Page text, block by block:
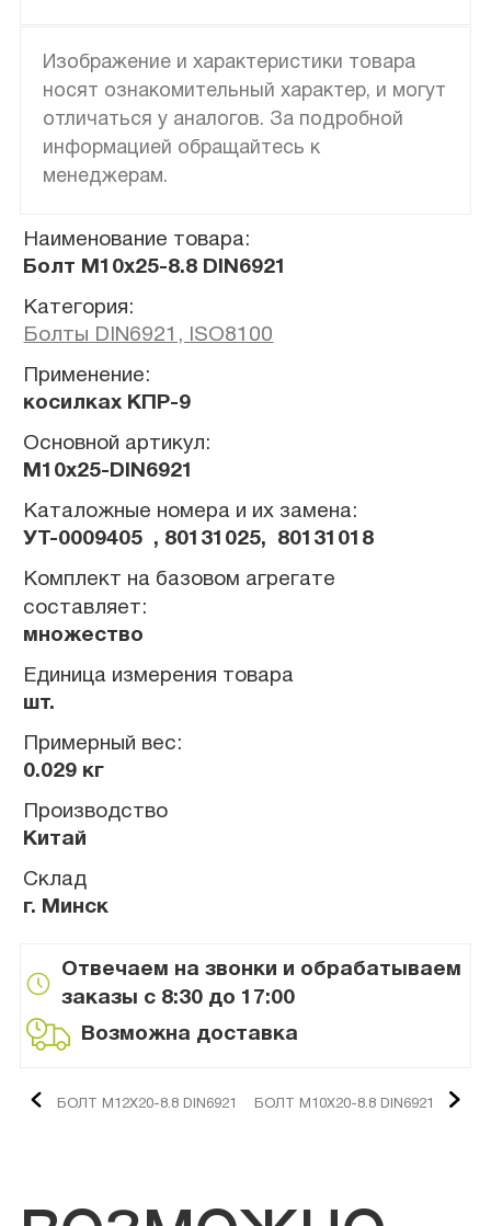
Изображение и характеристики товара
носят ознакомительный характер, и могут
отличаться у аналогов. За подробной
информацией обращайтесь к
менеджерам.
Наименование товара:
Болт М10х25-8.8 DIN6921
Категория:
Болты DIN6921, ISO8100
Применение:
косилках КПР-9
Основной артикул:
M10x25-DIN6921
Каталожные номера и их замена:
УТ-0009405 , 80131025, 80131018
Комплект на базовом агрегате
составляет:
множество
Единица измерения товара
шт.
Примерный вес:
0.029 кг
Производство
Китай
Склад
г. Минск
Отвечаем на звонки и обрабатываем
заказы с 8:30 до 17:00
Возможна доставка
БОЛТ М12Х20-8.8 DIN6921 БОЛТ М10Х20-8.8 DIN6921